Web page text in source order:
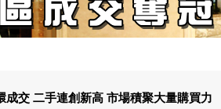
成交 二手連創新高 市場積聚大量購買